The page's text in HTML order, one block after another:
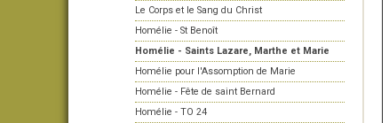
Le Corps et le Sang du Christ
Homélie - St Benoît
Homélie - Saints Lazare, Marthe et Marie
Homélie pour l'Assomption de Marie
Homélie - Fête de saint Bernard
Homélie - TO 24